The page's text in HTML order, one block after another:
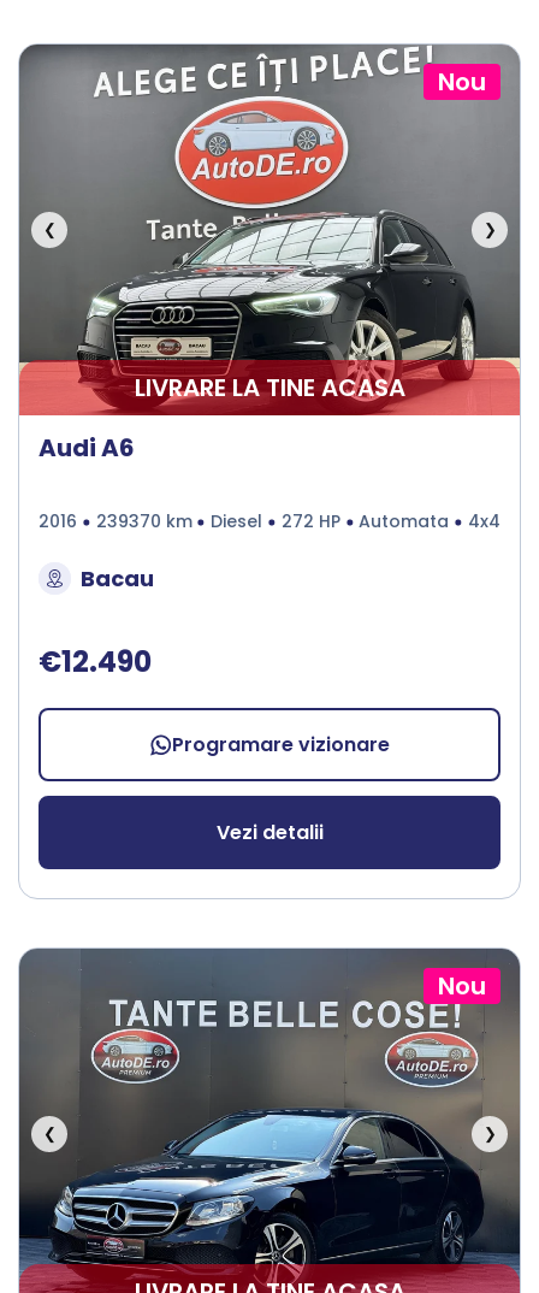
Nou
❮ ❯
LIVRARE LA TINE ACASA
Audi A6
2016 239370 km Diesel 272 HP Automata 4x4
Bacau
€12.490
Programare vizionare
Vezi detalii
Nou
❮ ❯